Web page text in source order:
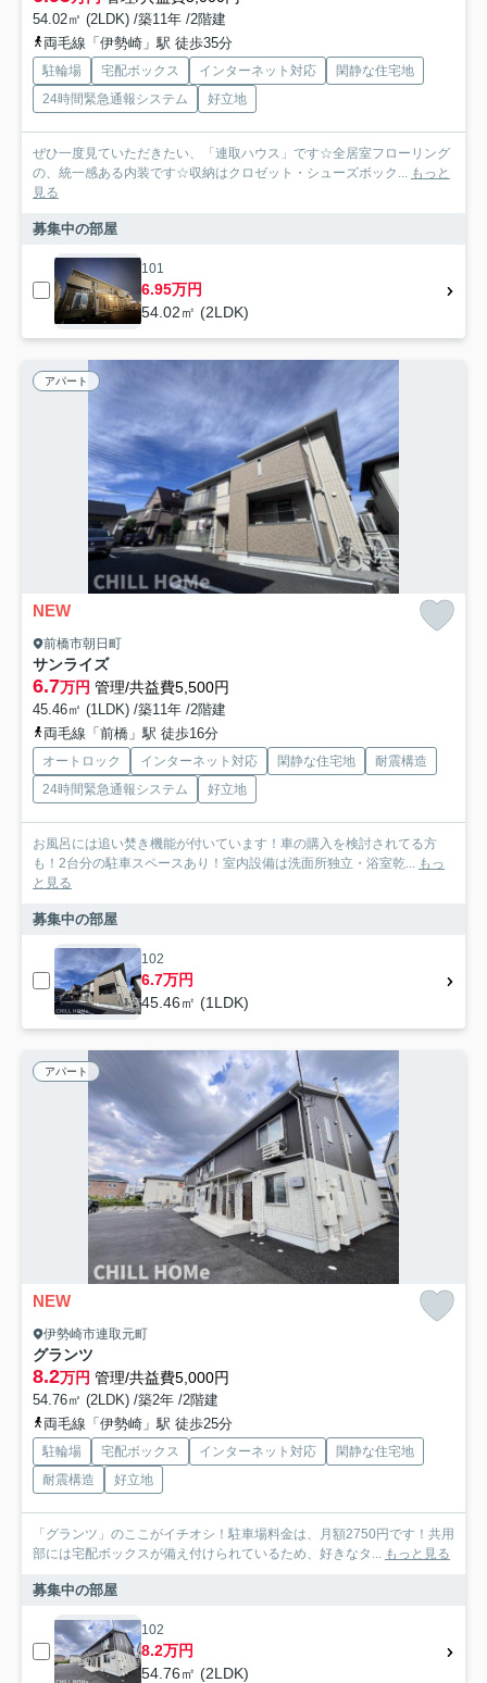
54.02㎡ (2LDK) /築11年 /2階建
両毛線「伊勢崎」駅 徒歩35分
駐輪場 宅配ボックス インターネット対応
閑静な住宅地
24時間緊急通報システム
好立地
ぜひ一度見ていただきたい、「連取ハウス」です☆全居室フローリング
の、統一感ある内装です☆収納はクロゼット・シューズボック...
もっと
見る
募集中の部屋
101
6.95万円
54.02㎡ (2LDK)
アパート
NEW
前橋市朝日町
サンライズ
6.7万円 管理/共益費5,500円
45.46㎡ (1LDK) /築11年 /2階建
両毛線「前橋」駅 徒歩16分
オートロック インターネット対応 閑静な住宅地
耐震構造
24時間緊急通報システム
好立地
お風呂には追い焚き機能が付いています！車の購入を検討されてる方
も！2台分の駐車スペースあり！室内設備は洗面所独立・浴室乾...
もっ
と見る
募集中の部屋
102
6.7万円
45.46㎡ (1LDK)
アパート
NEW
伊勢崎市連取元町
グランツ
8.2万円 管理/共益費5,000円
54.76㎡ (2LDK) /築2年 /2階建
両毛線「伊勢崎」駅 徒歩25分
駐輪場 宅配ボックス インターネット対応
閑静な住宅地
耐震構造
好立地
「グランツ」のここがイチオシ！駐車場料金は、月額2750円です！共用
部には宅配ボックスが備え付けられているため、好きなタ...
もっと見る
募集中の部屋
102
8.2万円
54.76㎡ (2LDK)